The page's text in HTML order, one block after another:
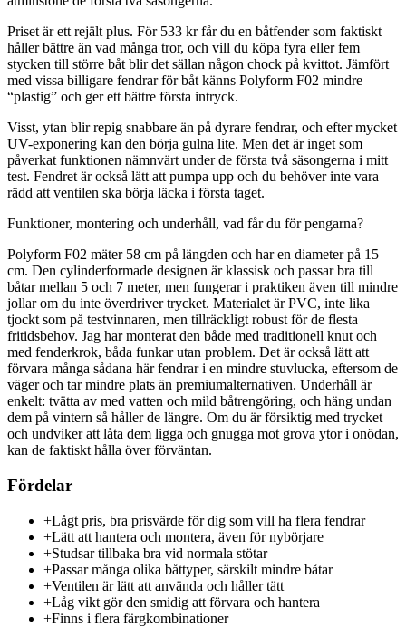
Priset är ett rejält plus. För 533 kr får du en båtfender som faktiskt
håller bättre än vad många tror, och vill du köpa fyra eller fem
stycken till större båt blir det sällan någon chock på kvittot. Jämfört
med vissa billigare fendrar för båt känns Polyform F02 mindre
“plastig” och ger ett bättre första intryck.
Visst, ytan blir repig snabbare än på dyrare fendrar, och efter mycket
UV-exponering kan den börja gulna lite. Men det är inget som
påverkat funktionen nämnvärt under de första två säsongerna i mitt
test. Fendret är också lätt att pumpa upp och du behöver inte vara
rädd att ventilen ska börja läcka i första taget.
Funktioner, montering och underhåll, vad får du för pengarna?
Polyform F02 mäter 58 cm på längden och har en diameter på 15
cm. Den cylinderformade designen är klassisk och passar bra till
båtar mellan 5 och 7 meter, men fungerar i praktiken även till mindre
jollar om du inte överdriver trycket. Materialet är PVC, inte lika
tjockt som på testvinnaren, men tillräckligt robust för de flesta
fritidsbehov. Jag har monterat den både med traditionell knut och
med fenderkrok, båda funkar utan problem. Det är också lätt att
förvara många sådana här fendrar i en mindre stuvlucka, eftersom de
väger och tar mindre plats än premiumalternativen. Underhåll är
enkelt: tvätta av med vatten och mild båtrengöring, och häng undan
dem på vintern så håller de längre. Om du är försiktig med trycket
och undviker att låta dem ligga och gnugga mot grova ytor i onödan,
kan de faktiskt hålla över förväntan.
Fördelar
+Lågt pris, bra prisvärde för dig som vill ha flera fendrar
+Lätt att hantera och montera, även för nybörjare
+Studsar tillbaka bra vid normala stötar
+Passar många olika båttyper, särskilt mindre båtar
+Ventilen är lätt att använda och håller tätt
+Låg vikt gör den smidig att förvara och hantera
+Finns i flera färgkombinationer